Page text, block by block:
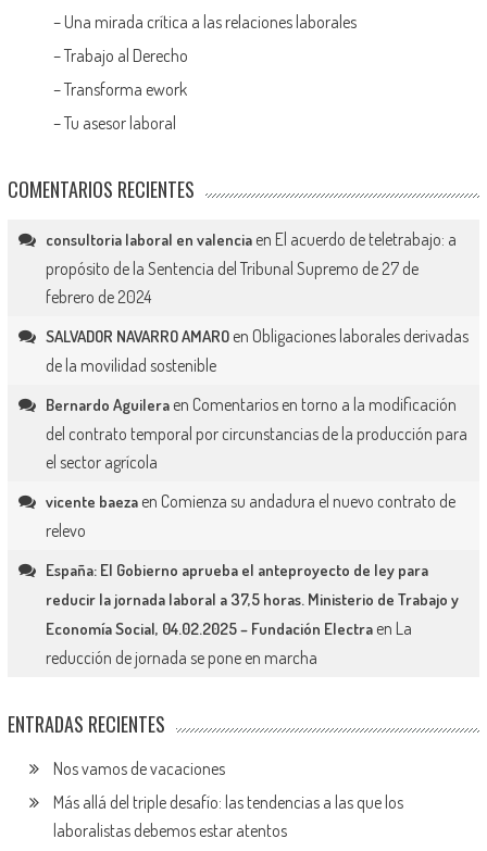
– Una mirada crítica a las relaciones laborales
–Trabajo al Derecho
–Transforma ework
–Tu asesor laboral
COMENTARIOS RECIENTES
consultoria laboral en valenciaen El acuerdo de teletrabajo: a
propósito de la Sentencia del Tribunal Supremo de 27 de
febrero de 2024
SALVADOR NAVARRO AMAROen Obligaciones laborales derivadas
de la movilidad sostenible
Bernardo Aguileraen Comentarios en torno a la modificación
del contrato temporal por circunstancias de la producción para
el sector agrícola
vicente baezaen Comienza su andadura el nuevo contrato de
relevo
España: El Gobierno aprueba el anteproyecto de ley para
reducir la jornada laboral a 37,5 horas. Ministerio de Trabajo y
Economía Social, 04.02.2025 – Fundación Electraen La
reducción de jornada se pone en marcha
ENTRADAS RECIENTES
Nos vamos de vacaciones
Más allá del triple desafío: las tendencias a las que los
laboralistas debemos estar atentos